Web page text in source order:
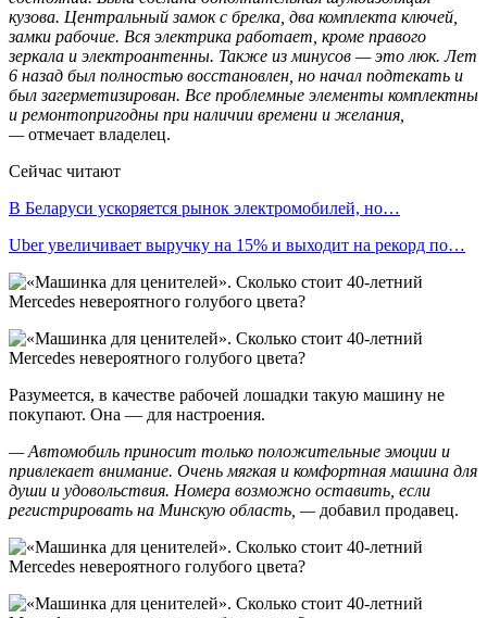
кузова. Центральный замок с брелка, два комплекта ключей,
замки рабочие. Вся электрика работает, кроме правого
зеркала и электроантенны. Также из минусов — это люк. Лет
6 назад был полностью восстановлен, но начал подтекать и
был загерметизирован. Все проблемные элементы комплектны
и ремонтопригодны при наличии времени и желания,
—отмечает владелец.
Сейчас читают
В Беларуси ускоряется рынок электромобилей, но…
Uber увеличивает выручку на 15% и выходит на рекорд по…
Разумеется, в качестве рабочей лошадки такую машину не
покупают. Она — для настроения.
— Автомобиль приносит только положительные эмоции и
привлекает внимание. Очень мягкая и комфортная машина для
души и удовольствия. Номера возможно оставить, если
регистрировать на Минскую область, —добавил продавец.